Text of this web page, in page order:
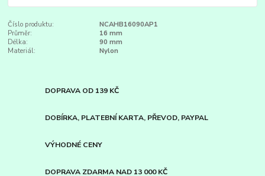
Číslo produktu:
NCAHB16090AP1
Průměr:
16 mm
Délka:
90 mm
Materiál:
Nylon
DOPRAVA OD 139 KČ
DOBÍRKA, PLATEBNÍ KARTA, PŘEVOD, PAYPAL
VÝHODNÉ CENY
DOPRAVA ZDARMA NAD 13 000 KČ